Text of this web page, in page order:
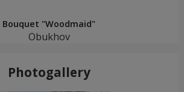
Bouquet "Woodmaid"
Obukhov
Photogallery